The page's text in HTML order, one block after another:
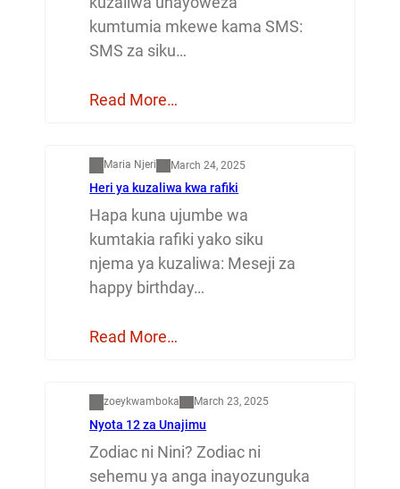
kumtumia mkewe kama SMS:
SMS za siku…
Read More…
Maria Njeri March 24, 2025
Heri ya kuzaliwa kwa rafiki
Hapa kuna ujumbe wa
kumtakia rafiki yako siku
njema ya kuzaliwa: Meseji za
happy birthday…
Read More…
zoeykwamboka March 23, 2025
Nyota 12 za Unajimu
Zodiac ni Nini? Zodiac ni
sehemu ya anga inayozunguka